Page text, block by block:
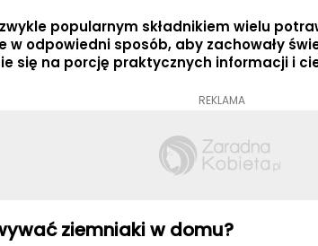
popularnym składnikiem wielu
w odpowiedni sposób, aby zachowały
się na porcję praktycznych informacji i
REKLAMA
ziemniaki w domu?